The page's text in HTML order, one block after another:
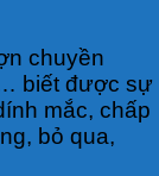
chuyền
biết được sự
mắc, chấp
bỏ qua,